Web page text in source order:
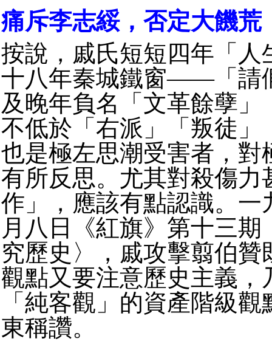
痛斥李志綏，否定大饑荒
按說，戚氏短短四年「人
十八年秦城鐵窗——「請
及晚年負名「文革餘孽」
不低於「右派」「叛徒」
也是極左思潮受害者，對
有所反思。尤其對殺傷力
作」，應該有點認識。一
月八日《紅旗》第十三期
究歷史〉，戚攻擊翦伯贊
觀點又要注意歷史主義，
「純客觀」的資產階級
東稱讚。